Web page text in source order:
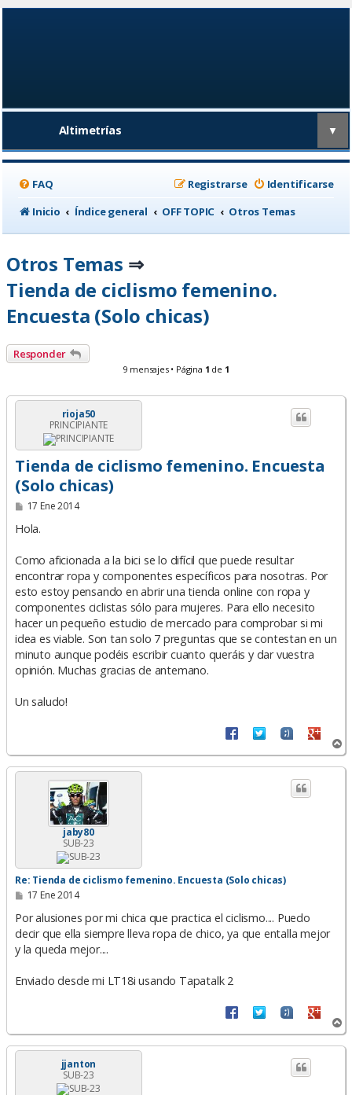
Altimetrías ▼
FAQ Identificarse
Registrarse
Inicio
Índice general OFF TOPIC Otros Temas
Otros Temas ⇒
Tienda de ciclismo femenino.
Encuesta (Solo chicas)
Responder
9 mensajes • Página 1 de 1
rioja50
PRINCIPIANTE
Tienda de ciclismo femenino. Encuesta
(Solo chicas)
M
n
j
e
17 Ene 2014
Hola.
Como aficionada a la bici se lo difícil que puede resultar
encontrar ropa y componentes específicos para nosotras. Por
esto estoy pensando en abrir una tienda online con ropa y
componentes ciclistas sólo para mujeres. Para ello necesito
hacer un pequeño estudio de mercado para comprobar si mi
idea es viable. Son tan solo 7 preguntas que se contestan en un
minuto aunque podéis escribir cuanto queráis y dar vuestra
opinión. Muchas gracias de antemano.
Un saludo!
r
r
jaby80
SUB-23
Re: Tienda de ciclismo femenino. Encuesta (Solo chicas)
M
n
a
j
17 Ene 2014
Por alusiones por mi chica que practica el ciclismo.... Puedo
decir que ella siempre lleva ropa de chico, ya que entalla mejor
y la queda mejor....
Enviado desde mi LT18i usando Tapatalk 2
r
r
jjanton
SUB-23